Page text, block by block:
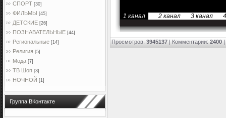
СПОРТ [30]
ФИЛЬМЫ [45]
ДЕТСКИЕ [26]
ПОЗНАВАТЕЛЬНЫЕ [44]
Региональные [14]
Религия [5]
Мода [7]
ТВ Шоп [3]
НОЧНОЙ [1]
Группа ВКонтакте
1 канал 2 канал 3 канал
Просмотров: 3945137 | Комментарии: 2400 |